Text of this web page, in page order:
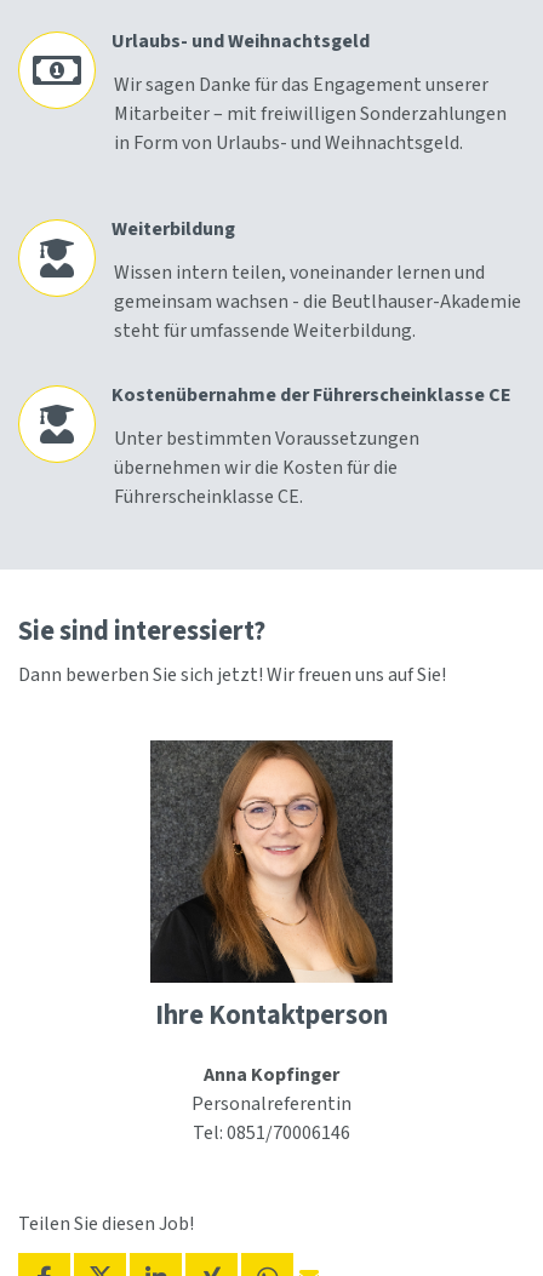
Urlaubs- und Weihnachtsgeld
Wir sagen Danke für das Engagement unserer
Mitarbeiter – mit freiwilligen Sonderzahlungen
in Form von Urlaubs- und Weihnachtsgeld.
Weiterbildung
Wissen intern teilen, voneinander lernen und
gemeinsam wachsen - die Beutlhauser-Akademie
steht für umfassende Weiterbildung.
Kostenübernahme der Führerscheinklasse CE
Unter bestimmten Voraussetzungen
übernehmen wir die Kosten für die
Führerscheinklasse CE.
Sie sind interessiert?
Dann bewerben Sie sich jetzt! Wir freuen uns auf Sie!
Ihre Kontaktperson
Anna Kopfinger
Personalreferentin
Tel: 0851/70006146
Teilen Sie diesen Job!